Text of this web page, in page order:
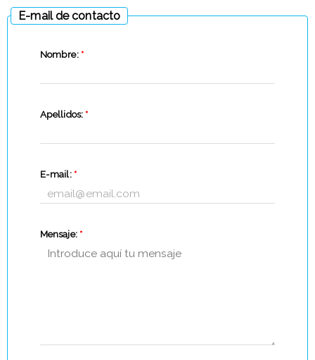
E-mail de contacto
Nombre: *
Apellidos: *
E-mail: *
Mensaje: *